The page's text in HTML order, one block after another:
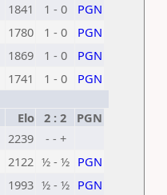
1841 1 - 0
PGN
1780 1 - 0
PGN
1869 1 - 0
PGN
1741 1 - 0
PGN
Elo 2 : 2
PGN
2239
- - +
2122 ½ - ½ PGN
1993 ½ - ½ PGN